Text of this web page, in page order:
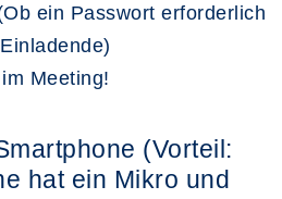
ein Passwort erforderlich
Meeting!
(Vorteil:
hat ein Mikro und